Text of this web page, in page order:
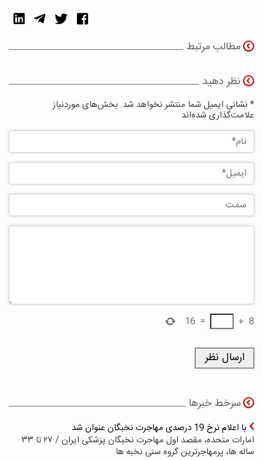
مطالب مرتبط
نظر دهید
* نشانی ایمیل شما منتشر نخواهد شد. بخش‌های موردنیاز
علامت‌گذاری شده‌اند
8
+
=
16
سرخط خبرها
با اعلام نرخ 19 درصدی مهاجرت نخبگان عنوان شد
امارات متحده، مقصد اول مهاجرت نخبگان پزشکی ایران / ۲۷ تا ۳۳
ساله ها، پرمهاجرترین گروه سنی نخبه ها